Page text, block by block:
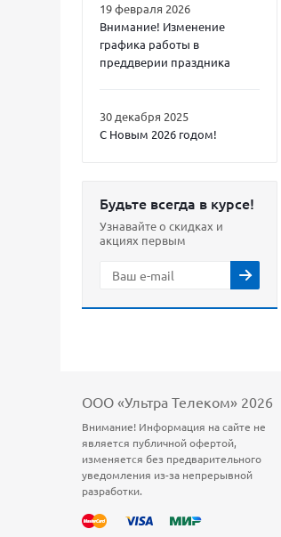
19 февраля 2026
Внимание! Изменение
графика работы в
преддверии праздника
30 декабря 2025
С Новым 2026 годом!
Будьте всегда в курсе!
Узнавайте о скидках и
акциях первым
ООО «Ультра Телеком» 2026
Внимание! Информация на сайте не
является публичной офертой,
изменяется без предварительного
уведомления из-за непрерывной
разработки.